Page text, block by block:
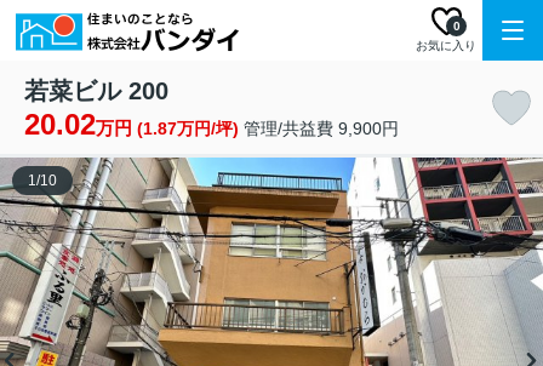
お気に入り
0
若菜ビル 200
20.02万円 (1.87万円/坪) 管理/共益費 9,900円
1/10